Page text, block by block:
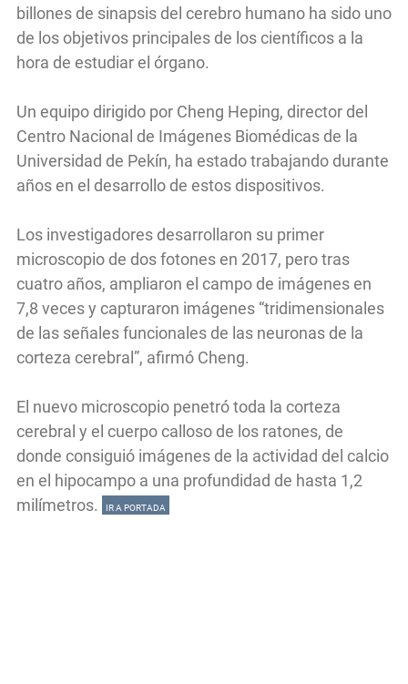
billones de sinapsis del cerebro humano ha sido uno
de los objetivos principales de los científicos a la
hora de estudiar el órgano.
Un equipo dirigido por Cheng Heping, director del
Centro Nacional de Imágenes Biomédicas de la
Universidad de Pekín, ha estado trabajando durante
años en el desarrollo de estos dispositivos.
Los investigadores desarrollaron su primer
microscopio de dos fotones en 2017, pero tras
cuatro años, ampliaron el campo de imágenes en
7,8 veces y capturaron imágenes “tridimensionales
de las señales funcionales de las neuronas de la
corteza cerebral”, afirmó Cheng.
El nuevo microscopio penetró toda la corteza
cerebral y el cuerpo calloso de los ratones, de
donde consiguió imágenes de la actividad del calcio
en el hipocampo a una profundidad de hasta 1,2
milímetros.
IR A PORTADA